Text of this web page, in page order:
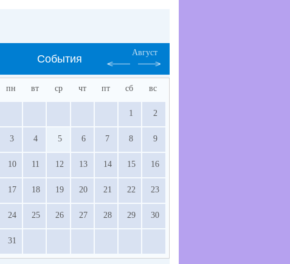
События
Август
пн вт ср чт пт сб вс
1 2
3 4 5 6 7 8 9
10 11 12 13 14 15 16
17 18 19 20 21 22 23
24 25 26 27 28 29 30
31